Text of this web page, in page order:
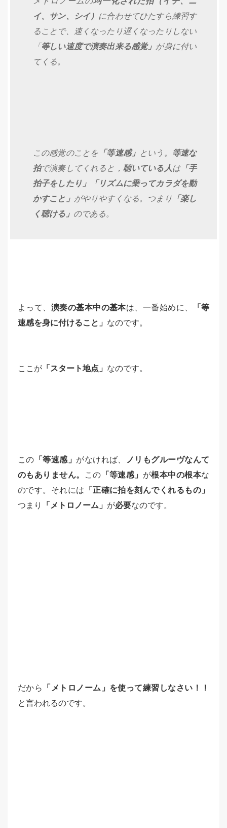
イ、サン、シイ） に合わせてひたすら練習す
ることで、速くなったり遅くなったりしない
「 等しい速度で演奏出来る感覚」 が身に付い
てくる。
この感覚のことを 「等速感」 という。
等速な
拍で演奏してくれると， 聴いている人は「手
拍子をしたり」「リズムに乗ってカラダを動
かすこと」 がやりやすくなる。つまり 「楽し
く聴ける」 のである。
よって、 演奏の基本中の基本は、一番始めに、
「等
速感を身に付けること」 なのです。
ここが 「スタート地点」 なのです。
この 「等速感」 がなければ、
ノリもグルーヴなんて
のもありません。
この 「等速感」 が根本中の根本な
のです。それには 「正確に拍を刻んでくれるもの」
つまり
「メトロノーム」 が必要なのです。
だから
「メトロノーム」を使って練習しなさい！！
と言われるのです。